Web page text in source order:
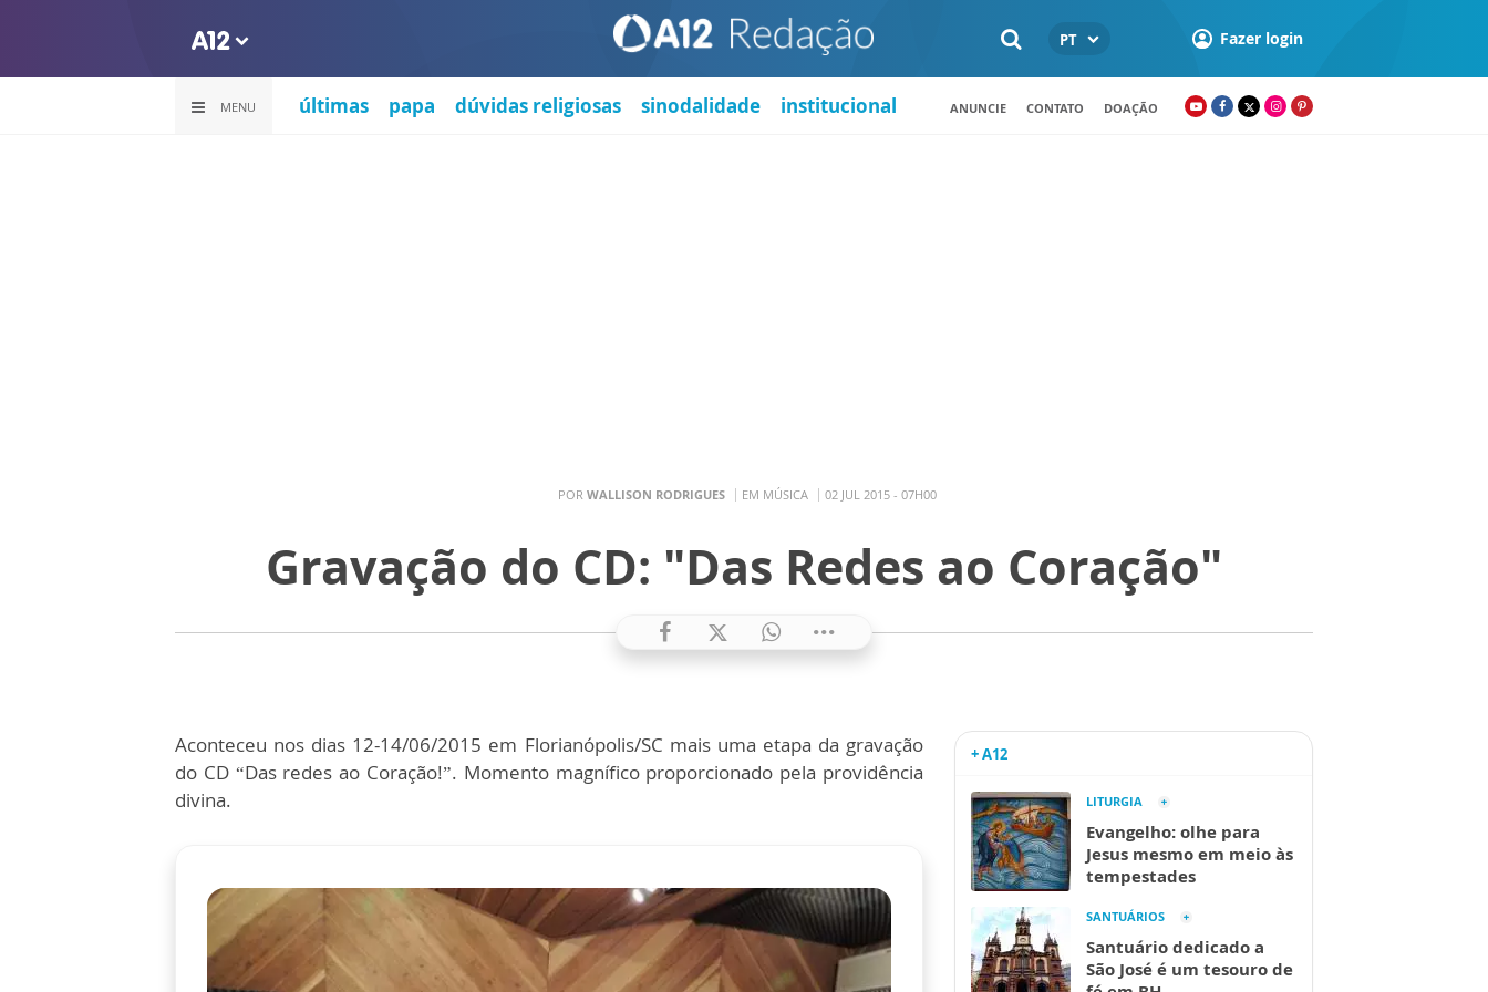
PT Fazer login
MENU últimas papa dúvidas religiosas sinodalidade institucional ANUNCIE CONTATO DOAÇÃO
POR WALLISON RODRIGUES EM MÚSICA 02 JUL 2015 - 07H00
Gravação do CD: "Das Redes ao Coração"
Aconteceu nos dias 12-14/06/2015 em Florianópolis/SC mais uma etapa da gravação
do CD “Das redes ao Coração!”. Momento magnífico proporcionado pela providência
divina.
+ A12
LITURGIA
Evangelho: olhe para
Jesus mesmo em meio às
tempestades
SANTUÁRIOS
Santuário dedicado a
São José é um tesouro de